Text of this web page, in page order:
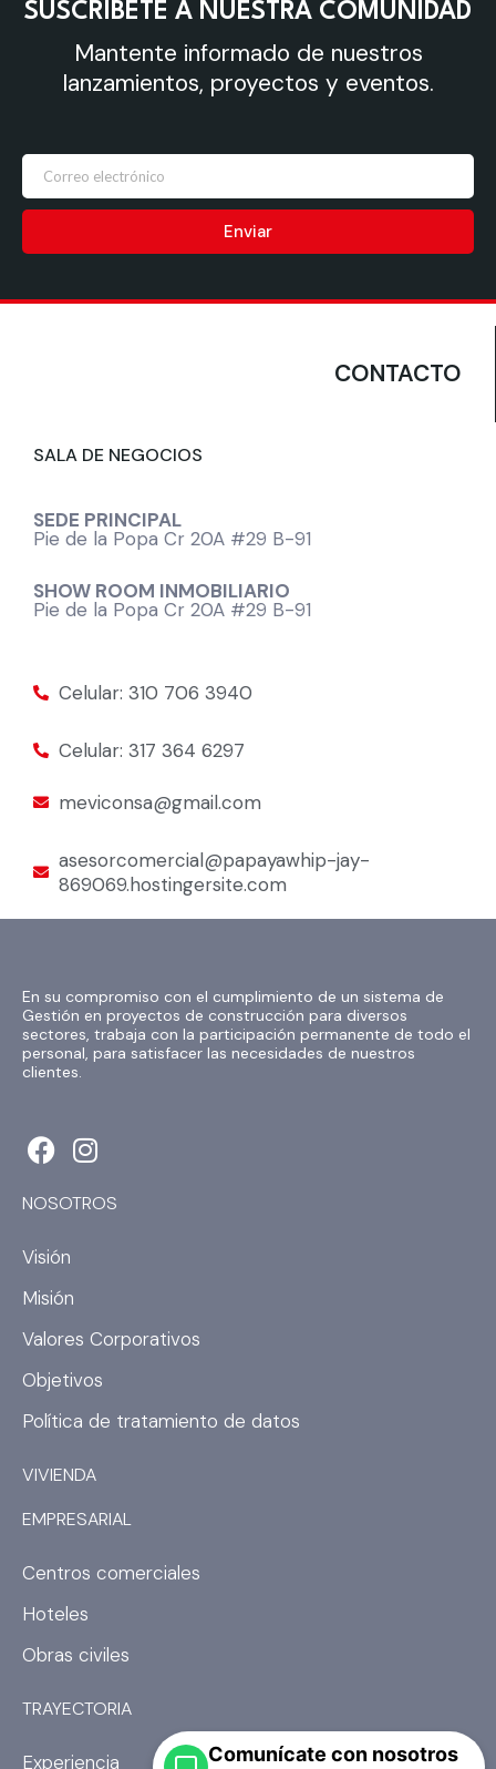
SUSCRÍBETE A NUESTRA COMUNIDAD
Mantente informado de nuestros
lanzamientos, proyectos y eventos.
Comunícate con nosotros
Enviar
CONTACTO
SALA DE NEGOCIOS
SEDE PRINCIPAL
Pie de la Popa Cr 20A #29 B-91
SHOW ROOM INMOBILIARIO
Pie de la Popa Cr 20A #29 B-91
Celular: 310 706 3940
Celular: 317 364 6297
meviconsa@gmail.com
asesorcomercial@papayawhip-jay-
869069.hostingersite.com
En su compromiso con el cumplimiento de un sistema de
Gestión en proyectos de construcción para diversos
sectores, trabaja con la participación permanente de todo el
personal, para satisfacer las necesidades de nuestros
clientes.
F
a
c
b
o
o
k
I
n
s
a
NOSOTROS
Visión
Misión
Valores Corporativos
Objetivos
Política de tratamiento de datos
VIVIENDA
EMPRESARIAL
Centros comerciales
Hoteles
Obras civiles
TRAYECTORIA
Experiencia